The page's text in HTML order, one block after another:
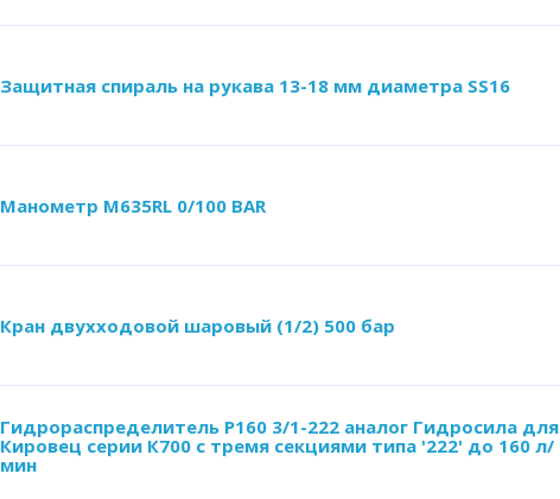
Защитная спираль на рукава 13-18 мм диаметра SS16
Манометр M635RL 0/100 BAR
Кран двухходовой шаровый (1/2) 500 бар
Гидрораспределитель Р160 3/1-222 аналог Гидросила для
Кировец серии К700 с тремя секциями типа '222' до 160 л/
мин